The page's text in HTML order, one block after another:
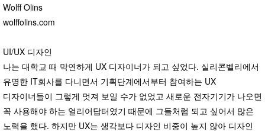
Wolff Olins
wolffolins.com
UI/UX 디자인
나는 대학교 때 막연하게 UX 디자이너가 되고 싶었다. 실리콘벨리에서
유명한 IT회사를 다니면서 기획단계에서부터 참여하는 UX
디자이너들이 그렇게 멋져 보일 수가 없었고 새로운 전자기기가 나오면
꼭 사용해야 하는 얼리어답터였기 때문에 그들처럼 되고 싶어서 많은
노력을 했다. 하지만 UX는 생각보다 디자인 비중이 높지 않아 디자인